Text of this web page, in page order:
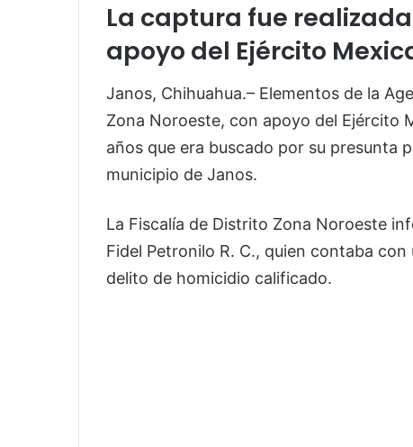
La captura fue
apoyo del Ejército
Janos, Chihuahua.– Elementos de la
Zona Noroeste, con apoyo del Ejército
años que era buscado por su presunta
municipio de Janos.
La Fiscalía de Distrito Zona Noroeste
Fidel Petronilo R. C., quien contaba
delito de homicidio calificado.